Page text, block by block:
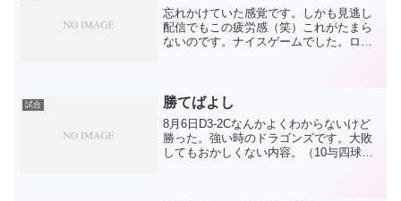
忘れかけていた感覚です。しかも見逃し
配信でもこの疲労感（笑）これがたまら
ないのです。ナイスゲームでした。ロメ
甘かったとはいえガンガン...
試合 勝てばよし
8月6日D3-2Cなんかよくわからないけど
勝った。強い時のドラゴンズです。大敗
してもおかしくない内容。（10与四球）